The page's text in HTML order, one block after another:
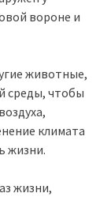
вороне и
животные,
среды, чтобы
климата
жизни.
жизни,